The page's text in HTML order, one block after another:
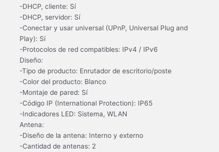
-DHCP, cliente: Sí
-DHCP, servidor: Sí
-Conectar y usar universal (UPnP, Universal Plug and
Play): Sí
-Protocolos de red compatibles: IPv4 / IPv6
Diseño:
-Tipo de producto: Enrutador de escritorio/poste
-Color del producto: Blanco
-Montaje de pared: Sí
-Código IP (International Protection): IP65
-Indicadores LED: Sistema, WLAN
Antena:
-Diseño de la antena: Interno y externo
-Cantidad de antenas: 2